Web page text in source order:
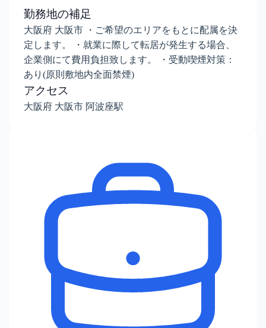
勤務地の補足
大阪府 大阪市 ・ご希望のエリアをもとに配属を決
定します。 ・就業に際して転居が発生する場合、
企業側にて費用負担致します。 ・受動喫煙対策：
あり(原則敷地内全面禁煙)
アクセス
大阪府 大阪市 阿波座駅